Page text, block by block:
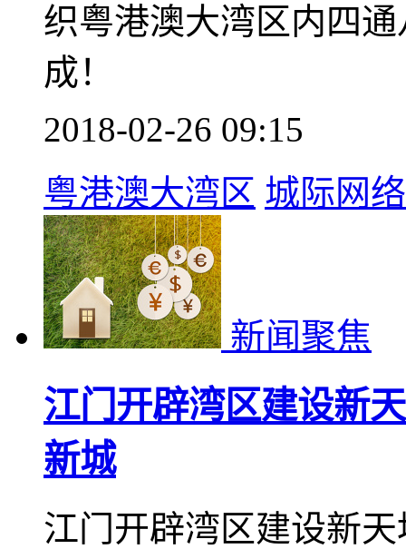
织粤港澳大湾区内四
成！
2018-02-26 09:15
粤港澳大湾区 城际网络
新闻聚焦
江门开辟湾区建设新
新城
江门开辟湾区建设新